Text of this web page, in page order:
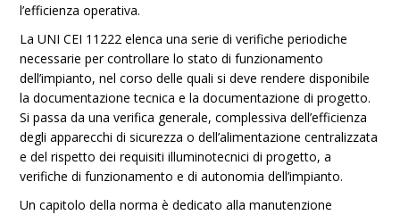
l’efficienza operativa.
La UNI CEI 11222 elenca una serie di verifiche periodiche
necessarie per controllare lo stato di funzionamento
dell’impianto, nel corso delle quali si deve rendere disponibile
la documentazione tecnica e la documentazione di progetto.
Si passa da una verifica generale, complessiva dell’efficienza
degli apparecchi di sicurezza o dell’alimentazione centralizzata
e del rispetto dei requisiti illuminotecnici di progetto, a
verifiche di funzionamento e di autonomia dell’impianto.
Un capitolo della norma è dedicato alla manutenzione